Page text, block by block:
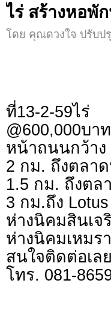
ไร่ สร้างหอพั
โดย คุณดวงใจ ปรับป
ที่13-2-59
@600,000บา
หน้าถนนกว้าง
2 กม. ถึงตลา
1.5 กม. ถึงตล
3 กม.ถึง
ห่างนิคมสินเ
ห่างนิคมเหมร
สนใจติดต่อเล
โทร. 081-